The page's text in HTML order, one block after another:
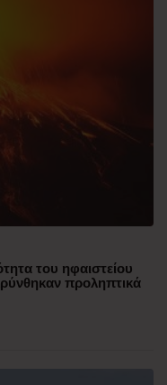
του ηφαιστείου
προληπτικά